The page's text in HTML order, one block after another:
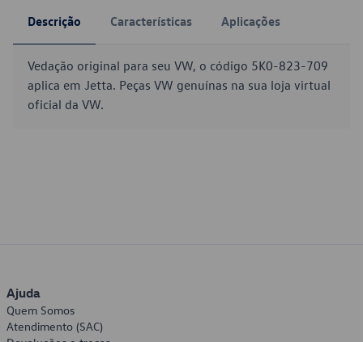
Descrição Características Aplicações
Vedação original para seu VW, o código 5K0-823-709
aplica em Jetta. Peças VW genuínas na sua loja virtual
oficial da VW.
Ajuda
Quem Somos
Atendimento (SAC)